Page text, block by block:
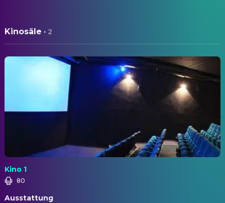
Kinosäle · 2
Kino 1
80
Ausstattung